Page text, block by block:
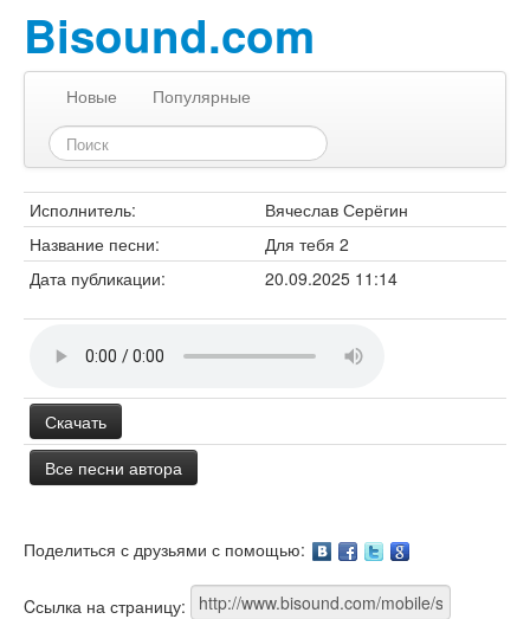
Bisound.com
Новые Популярные
Исполнитель:
Вячеслав Серёгин
Название песни:
Для тебя 2
Дата публикации:
20.09.2025 11:14
Скачать
Все песни автора
Поделиться с друзьями с помощью:
Cсылка на страницу: